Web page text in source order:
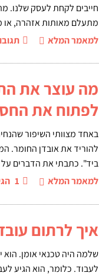
חייבים לקחת לעסק שלנו.
מתעלם מאותות אזהרה, או
למאמר המלא
מה עוצר את
לפתוח את
באחד מצוותי השיפור
להוריד את אובדן החומר.
ביד". כתבתי את הדברים
למאמר המלא
1
איך לרתום
שלמה היה טכנאי אומן.
לעבוד. כלומר, הוא הגיע